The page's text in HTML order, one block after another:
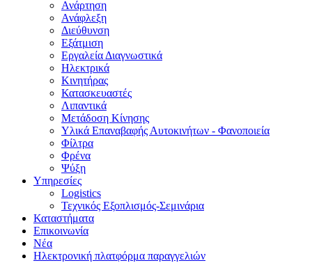
Ανάρτηση
Ανάφλεξη
Διεύθυνση
Εξάτμιση
Εργαλεία Διαγνωστικά
Ηλεκτρικά
Κινητήρας
Κατασκευαστές
Λιπαντικά
Μετάδοση Κίνησης
Υλικά Επαναβαφής Αυτοκινήτων - Φανοποιεία
Φίλτρα
Φρένα
Ψύξη
Υπηρεσίες
Logistics
Τεχνικός Εξοπλισμός-Σεμινάρια
Καταστήματα
Επικοινωνία
Νέα
Ηλεκτρονική πλατφόρμα παραγγελιών